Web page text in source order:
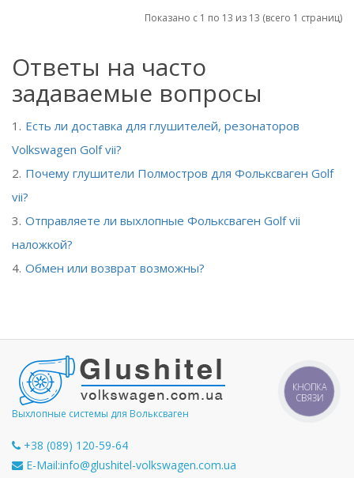
Показано с 1 по 13 из 13 (всего 1 страниц)
Ответы на часто
задаваемые вопросы
Есть ли доставка для глушителей, резонаторов
Volkswagen Golf vii?
Почему глушители Полмостров для Фольксваген Golf
vii?
Отправляете ли выхлопные Фольксваген Golf vii
наложкой?
Обмен или возврат возможны?
Выхлопные системы для Вольксваген
+38 (089) 120-59-64
E-Mail:info@glushitel-volkswagen.com.ua
КНОПКА
СВЯЗИ